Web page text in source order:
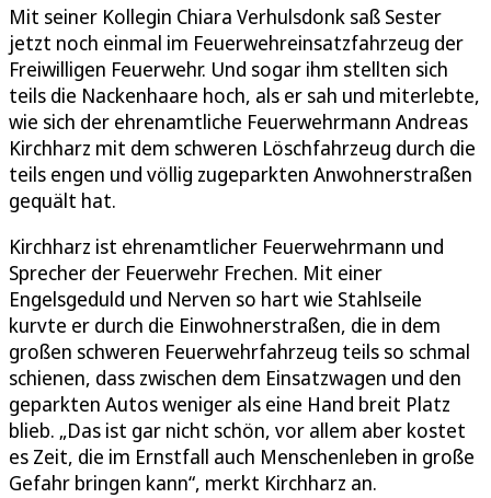
Mit seiner Kollegin Chiara Verhulsdonk saß Sester
jetzt noch einmal im Feuerwehreinsatzfahrzeug der
Freiwilligen Feuerwehr. Und sogar ihm stellten sich
teils die Nackenhaare hoch, als er sah und miterlebte,
wie sich der ehrenamtliche Feuerwehrmann Andreas
Kirchharz mit dem schweren Löschfahrzeug durch die
teils engen und völlig zugeparkten Anwohnerstraßen
gequält hat.
Kirchharz ist ehrenamtlicher Feuerwehrmann und
Sprecher der Feuerwehr Frechen. Mit einer
Engelsgeduld und Nerven so hart wie Stahlseile
kurvte er durch die Einwohnerstraßen, die in dem
großen schweren Feuerwehrfahrzeug teils so schmal
schienen, dass zwischen dem Einsatzwagen und den
geparkten Autos weniger als eine Hand breit Platz
blieb. „Das ist gar nicht schön, vor allem aber kostet
es Zeit, die im Ernstfall auch Menschenleben in große
Gefahr bringen kann“, merkt Kirchharz an.